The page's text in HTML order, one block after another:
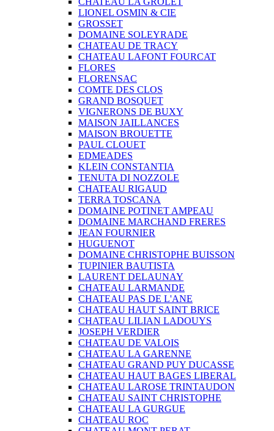
LIONEL OSMIN & CIE
GROSSET
DOMAINE SOLEYRADE
CHATEAU DE TRACY
CHATEAU LAFONT FOURCAT
FLORES
FLORENSAC
COMTE DES CLOS
GRAND BOSQUET
VIGNERONS DE BUXY
MAISON JAILLANCES
MAISON BROUETTE
PAUL CLOUET
EDMEADES
KLEIN CONSTANTIA
TENUTA DI NOZZOLE
CHATEAU RIGAUD
TERRA TOSCANA
DOMAINE POTINET AMPEAU
DOMAINE MARCHAND FRERES
JEAN FOURNIER
HUGUENOT
DOMAINE CHRISTOPHE BUISSON
TUPINIER BAUTISTA
LAURENT DELAUNAY
CHATEAU LARMANDE
CHATEAU PAS DE L'ANE
CHATEAU HAUT SAINT BRICE
CHATEAU LILIAN LADOUYS
JOSEPH VERDIER
CHATEAU DE VALOIS
CHATEAU LA GARENNE
CHATEAU GRAND PUY DUCASSE
CHATEAU HAUT BAGES LIBERAL
CHATEAU LAROSE TRINTAUDON
CHATEAU SAINT CHRISTOPHE
CHATEAU LA GURGUE
CHATEAU ROC